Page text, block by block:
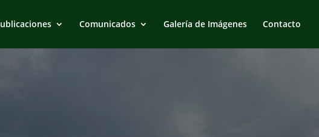
Comunicados Galería de Imágenes Contacto